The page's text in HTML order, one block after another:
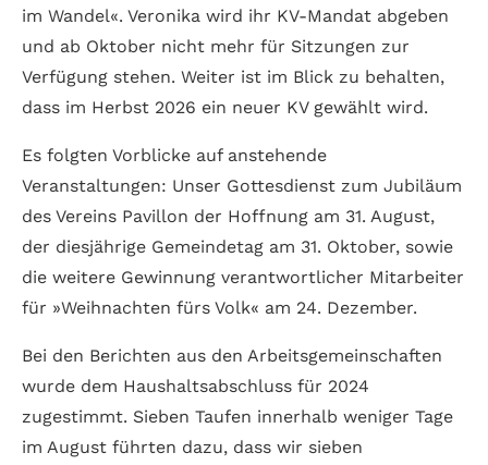
im Wandel«. Veronika wird ihr KV-Mandat abgeben
und ab Oktober nicht mehr für Sitzungen zur
Verfügung stehen. Weiter ist im Blick zu behalten,
dass im Herbst 2026 ein neuer KV gewählt wird.
Es folgten Vorblicke auf anstehende
Veranstaltungen: Unser Gottesdienst zum Jubiläum
des Vereins Pavillon der Hoffnung am 31. August,
der diesjährige Gemeindetag am 31. Oktober, sowie
die weitere Gewinnung verantwortlicher Mitarbeiter
für »Weihnachten fürs Volk« am 24. Dezember.
Bei den Berichten aus den Arbeitsgemeinschaften
wurde dem Haushaltsabschluss für 2024
zugestimmt. Sieben Taufen innerhalb weniger Tage
im August führten dazu, dass wir sieben